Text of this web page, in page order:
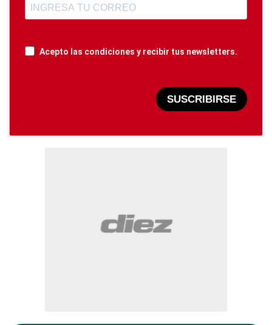
Acepto las condiciones y recibir tus newsletters.
SUSCRIBIRSE